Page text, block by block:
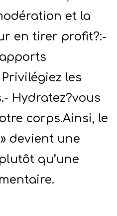
et la
en tirer profit?:-
les
Hydratez?vous
corps.Ainsi, le
devient une
qu’une